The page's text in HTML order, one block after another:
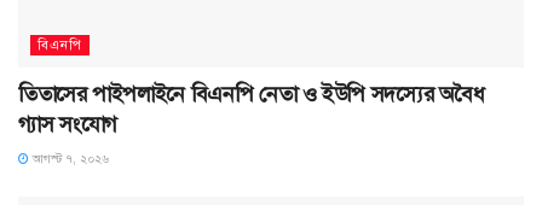
বিএনপি
তিতাসের পাইপলাইনে বিএনপি নেতা ও ইউপি সদস্যের অবৈধ
গ্যাস সংযোগ
আগস্ট ৭, ২০২৬